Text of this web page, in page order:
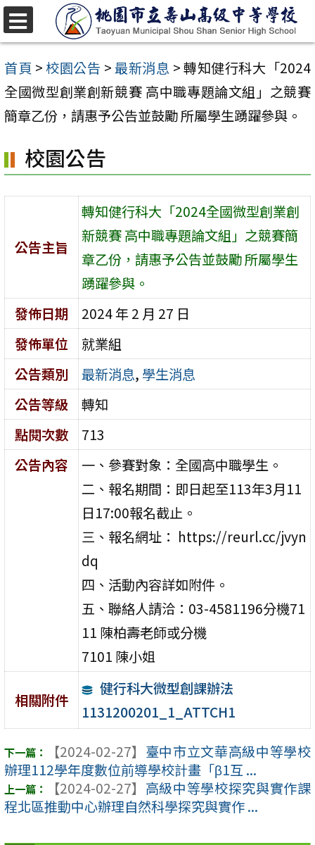
跳
至
主
要
內
區
首頁 >校園公告 >最新消息 >轉知健行科大「2024
全國微型創業創新競賽 高中職專題論文組」之競賽
簡章乙份，請惠予公告並鼓勵 所屬學生踴躍參與。
校園公告
公告主旨
轉知健行科大「2024全國微型創業創
新競賽 高中職專題論文組」之競賽簡
章乙份，請惠予公告並鼓勵 所屬學生
踴躍參與。
發佈日期
2024 年 2 月 27 日
發佈單位
就業組
公告類別
最新消息, 學生消息
公告等級
轉知
點閱次數
713
公告內容
一、參賽對象：全國高中職學生。
二、報名期間：即日起至113年3月11
日17:00報名截止。
三、報名網址： https://reurl.cc/jvyn
dq
四、活動內容詳如附件。
五、聯絡人請洽：03-4581196分機71
11 陳柏壽老師或分機
7101 陳小姐
相關附件
健行科大微型創課辦法
1131200201_1_ATTCH1
【2024-02-27】 臺中市立文華高級中等學校
辦理112學年度數位前導學校計畫「β1互 ...
【2024-02-27】 高級中等學校探究與實作課
程北區推動中心辦理自然科學探究與實作 ...
選
單